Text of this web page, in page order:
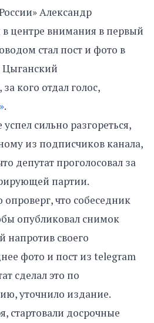
Александр
центре внимания в первый
стал пост и фото в
Цыганский
кого отдал голос,
.
сильно разгореться,
из подписчиков канала,
депутат проголосовал за
партии.
что собеседник
опубликовал снимок
напротив своего
фото и пост из telegram
сделал это по
уточнило издание.
стартовали досрочные